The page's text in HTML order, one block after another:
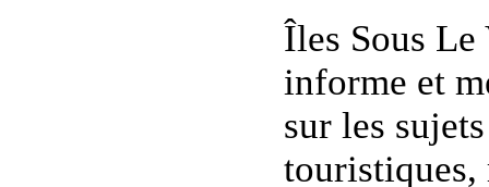
Îles Sous Le
informe et
sur les
touristiques,